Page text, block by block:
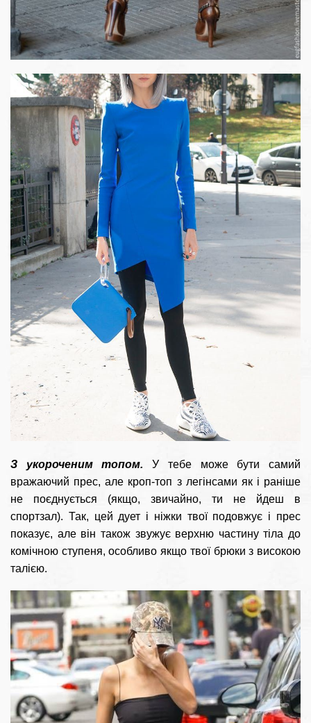
З укороченим топом.У тебе може бути самий
вражаючий прес, але кроп-топ з легінсами як і раніше
не поєднується (якщо, звичайно, ти не йдеш в
спортзал). Так, цей дует і ніжки твої подовжує і прес
показує, але він також звужує верхню частину тіла до
комічною ступеня, особливо якщо твої брюки з високою
талією.